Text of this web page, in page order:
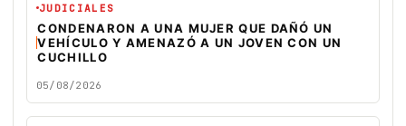
JUDICIALES
CONDENARON A UNA MUJER QUE DAÑÓ UN
VEHÍCULO Y AMENAZÓ A UN JOVEN CON UN
CUCHILLO
05/08/2026